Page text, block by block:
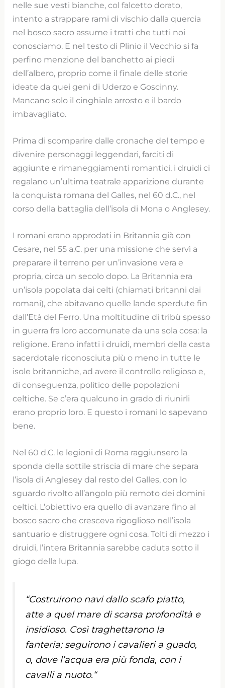
nelle sue vesti bianche, col falcetto dorato,
intento a strappare rami di vischio dalla quercia
nel bosco sacro assume i tratti che tutti noi
conosciamo. E nel testo di Plinio il Vecchio si fa
perfino menzione del banchetto ai piedi
dell’albero, proprio come il finale delle storie
ideate da quei geni di Uderzo e Goscinny.
Mancano solo il cinghiale arrosto e il bardo
imbavagliato.
Prima di scomparire dalle cronache del tempo e
divenire personaggi leggendari, farciti di
aggiunte e rimaneggiamenti romantici, i druidi ci
regalano un’ultima teatrale apparizione durante
la conquista romana del Galles, nel 60 d.C., nel
corso della battaglia dell’isola di Mona o Anglesey.
I romani erano approdati in Britannia già con
Cesare, nel 55 a.C. per una missione che servì a
preparare il terreno per un’invasione vera e
propria, circa un secolo dopo. La Britannia era
un’isola popolata dai celti (chiamati britanni dai
romani), che abitavano quelle lande sperdute fin
dall’Età del Ferro. Una moltitudine di tribù spesso
in guerra fra loro accomunate da una sola cosa: la
religione. Erano infatti i druidi, membri della casta
sacerdotale riconosciuta più o meno in tutte le
isole britanniche, ad avere il controllo religioso e,
di conseguenza, politico delle popolazioni
celtiche. Se c’era qualcuno in grado di riunirli
erano proprio loro. E questo i romani lo sapevano
bene.
Nel 60 d.C. le legioni di Roma raggiunsero la
sponda della sottile striscia di mare che separa
l’isola di Anglesey dal resto del Galles, con lo
sguardo rivolto all’angolo più remoto dei domini
celtici. L’obiettivo era quello di avanzare fino al
bosco sacro che cresceva rigoglioso nell’isola
santuario e distruggere ogni cosa. Tolti di mezzo i
druidi, l’intera Britannia sarebbe caduta sotto il
giogo della lupa.
“Costruirono navi dallo scafo piatto,
atte a quel mare di scarsa profondità e
insidioso. Così traghettarono la
fanteria; seguirono i cavalieri a guado,
o, dove l’acqua era più fonda, con i
cavalli a nuoto.“